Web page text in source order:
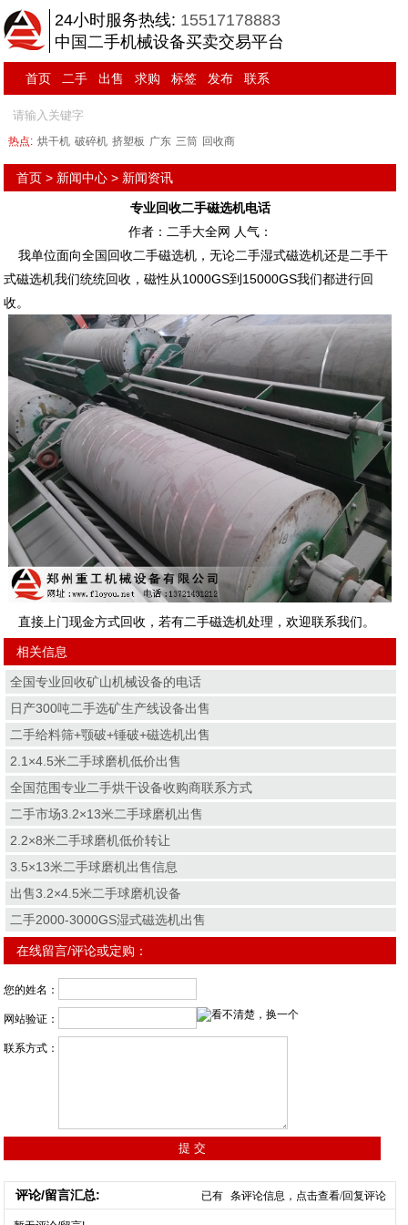
24小时服务热线: 15517178883
中国二手机械设备买卖交易平台
首页 二手 出售 求购 标签 发布 联系
热点: 烘干机 破碎机 挤塑板 广东 三筒 回收商
首页 > 新闻中心 > 新闻资讯
专业回收二手磁选机电话
作者：二手大全网 人气：
我单位面向全国回收二手磁选机，无论二手湿式磁选机还是二手干
式磁选机我们统统回收，磁性从1000GS到15000GS我们都进行回
收。
直接上门现金方式回收，若有二手磁选机处理，欢迎联系我们。
相关信息
全国专业回收矿山机械设备的电话
日产300吨二手选矿生产线设备出售
二手给料筛+颚破+锤破+磁选机出售
2.1×4.5米二手球磨机低价出售
全国范围专业二手烘干设备收购商联系方式
二手市场3.2×13米二手球磨机出售
2.2×8米二手球磨机低价转让
3.5×13米二手球磨机出售信息
出售3.2×4.5米二手球磨机设备
二手2000-3000GS湿式磁选机出售
在线留言/评论或定购：
您的姓名：
网站验证：
联系方式：
评论/留言汇总: 已有 条评论信息，点击查看/回复评论